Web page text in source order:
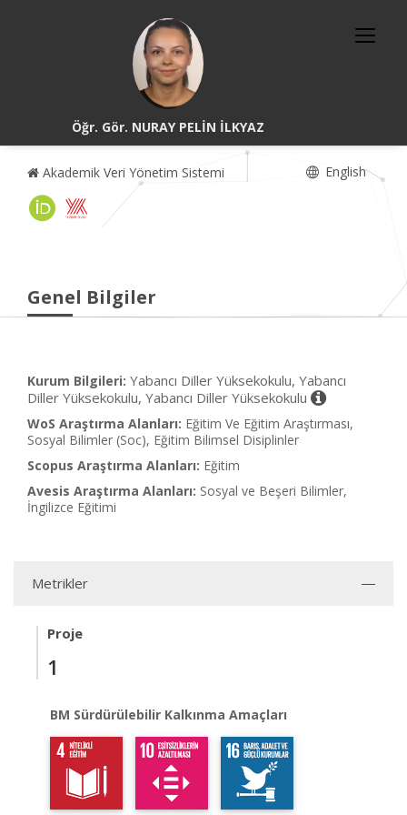
Öğr. Gör. NURAY PELİN İLKYAZ
Akademik Veri Yönetim Sistemi English
Genel Bilgiler
Kurum Bilgileri: Yabancı Diller Yüksekokulu, Yabancı
Diller Yüksekokulu, Yabancı Diller Yüksekokulu
WoS Araştırma Alanları: Eğitim Ve Eğitim Araştırması,
Sosyal Bilimler (Soc), Eğitim Bilimsel Disiplinler
Scopus Araştırma Alanları: Eğitim
Avesis Araştırma Alanları: Sosyal ve Beşeri Bilimler,
İngilizce Eğitimi
Metrikler
Proje
1
BM Sürdürülebilir Kalkınma Amaçları